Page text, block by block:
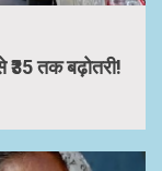
₹35 तक बढ़ोतरी!